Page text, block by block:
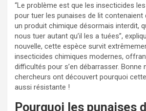
“Le problème est que les insecticides
pour tuer les punaises de lit contenaient
un produit chimique désormais interdit,
nous tuer autant qu’il les a tuées”,
nouvelle, cette espèce survit
insecticides chimiques modernes,
difficultés pour s’en débarrasser. Bonne
chercheurs ont découvert pourquoi
aussi résistante !
Pourquoi les punaises